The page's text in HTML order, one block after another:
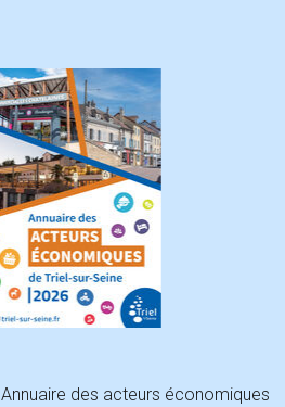
Annuaire des acteurs économiques